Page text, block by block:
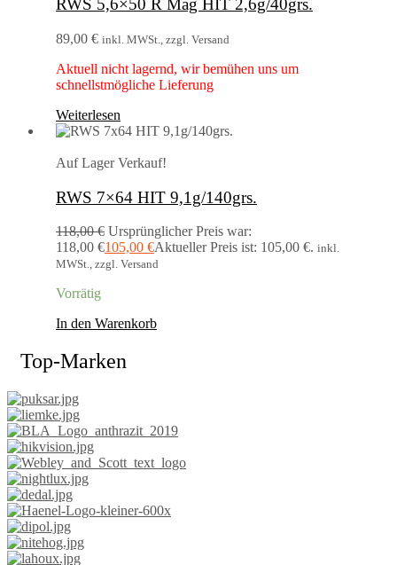
RWS 5,6×50 R Mag HIT 2,6g/40grs.
89,00 € inkl. MWSt., zzgl. Versand
Aktuell nicht lagernd, wir bemühen uns um
schnellstmögliche Lieferung
Weiterlesen
Auf Lager Verkauf!
RWS 7×64 HIT 9,1g/140grs.
118,00€ Ursprünglicher Preis war:
118,00 €105,00 €Aktueller Preis ist: 105,00 €. inkl.
MWSt., zzgl. Versand
Vorrätig
In den Warenkorb
Top-Marken